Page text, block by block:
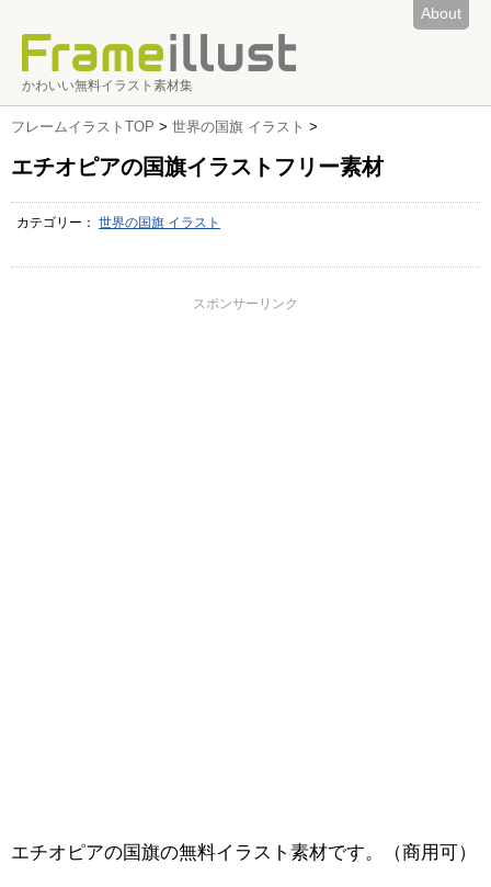
About
かわいい無料イラスト素材集
フレームイラストTOP > 世界の国旗 イラスト >
エチオピアの国旗イラストフリー素材
カテゴリー： 世界の国旗 イラスト
スポンサーリンク
エチオピアの国旗の無料イラスト素材です。（商用可）